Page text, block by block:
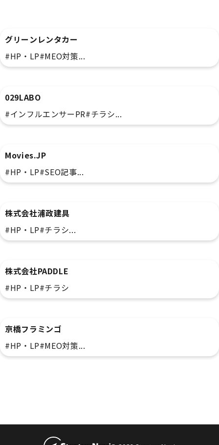
グリーンレンタカー
#HP・LP#MEO対策...
029LABO
#インフルエンサーPR#チラシ...
Movies.JP
#HP・LP#SEO記事...
株式会社浦政建具
#HP・LP#チラシ...
株式会社PADDLE
#HP・LP#チラシ
京橋フラミンゴ
#HP・LP#MEO対策...